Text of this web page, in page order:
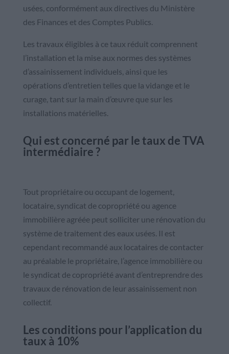
usées, conformément aux directives du Ministère
des Finances et des Comptes Publics.
Les travaux éligibles à ce taux réduit comprennent
l’installation et la mise aux normes des systèmes
d’assainissement individuels, ainsi que les
opérations d’entretien telles que la vidange et le
curage, tant sur la main d’œuvre que sur les
installations matérielles.
Qui est concerné par le taux de TVA
intermédiaire ?
Tout propriétaire ou occupant de logement,
locataire, syndicat de copropriété ou agence
immobilière agréée peut solliciter une rénovation du
système de traitement des eaux usées. Il est
cependant recommandé aux locataires de contacter
au préalable le propriétaire, l’agence immobilière ou
le syndicat de copropriété avant d’entreprendre des
travaux de rénovation de leur assainissement non
collectif.
Les conditions pour l’application du
taux à 10%